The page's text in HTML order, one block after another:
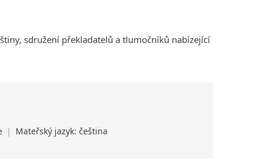
sdružení překladatelů a tlumočníků nabízející
| Mateřský jazyk: čeština